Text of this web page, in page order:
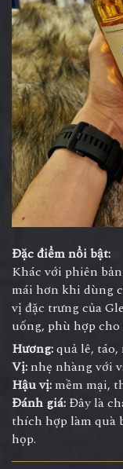
Đặc điểm nổi bật:
Khác với phiên
mái hơn khi dùng
vị đặc trưng của
uống, phù hợp
Hương:quả lê, táo,
Vị:nhẹ nhàng với
Hậu vị: mềm mại,
Đánh giá: Đây là
thích hợp làm quà
họp.